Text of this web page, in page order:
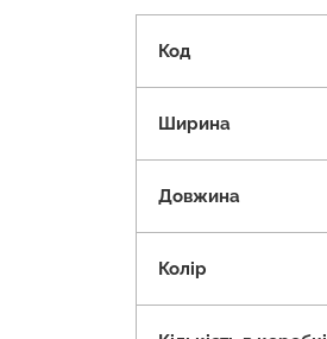
Код
Ширина
Довжина
Колір